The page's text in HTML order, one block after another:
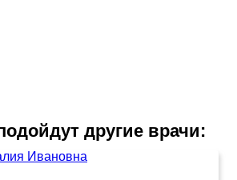
другие врачи:
Ивановна